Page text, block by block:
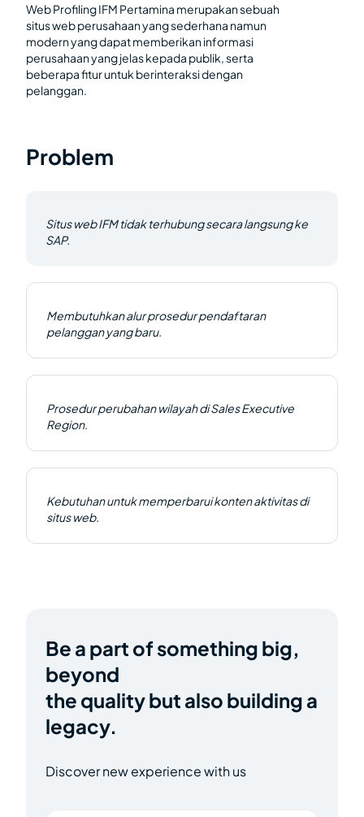
Web Profiling IFM Pertamina merupakan sebuah
situs web perusahaan yang sederhana namun
modern yang dapat memberikan informasi
perusahaan yang jelas kepada publik, serta
beberapa fitur untuk berinteraksi dengan
pelanggan.
Problem
Situs web IFM tidak terhubung secara langsung ke
SAP.
Membutuhkan alur prosedur pendaftaran
pelanggan yang baru.
Prosedur perubahan wilayah di Sales Executive
Region.
Kebutuhan untuk memperbarui konten aktivitas di
situs web.
Be a part of something big,
beyond
the quality but also building a
legacy.
Discover new experience with us